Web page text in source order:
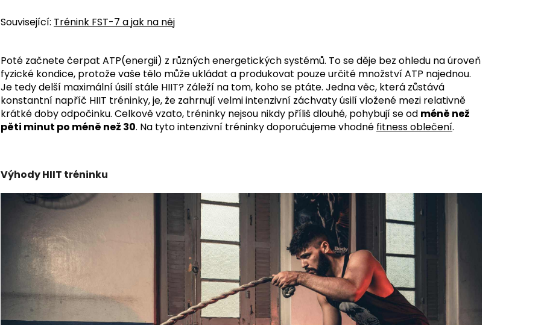
Související: Trénink FST-7 a jak na něj
Poté začnete čerpat ATP(energii) z různých energetických systémů. To se děje bez ohledu na úroveň
fyzické kondice, protože vaše tělo může ukládat a produkovat pouze určité množství ATP najednou.
Je tedy delší maximální úsilí stále HIIT? Záleží na tom, koho se ptáte. Jedna věc, která zůstává
konstantní napříč HIIT tréninky, je, že zahrnují velmi intenzivní záchvaty úsilí vložené mezi relativně
krátké doby odpočinku. Celkově vzato, tréninky nejsou nikdy příliš dlouhé, pohybují se od méně než
pěti minut po méně než 30. Na tyto intenzivní tréninky doporučujeme vhodné fitness oblečení.
Výhody HIIT tréninku